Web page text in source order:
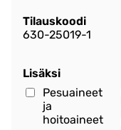
Tilauskoodi
630-25019-1
Lisäksi
Pesuaineet
ja
hoitoaineet